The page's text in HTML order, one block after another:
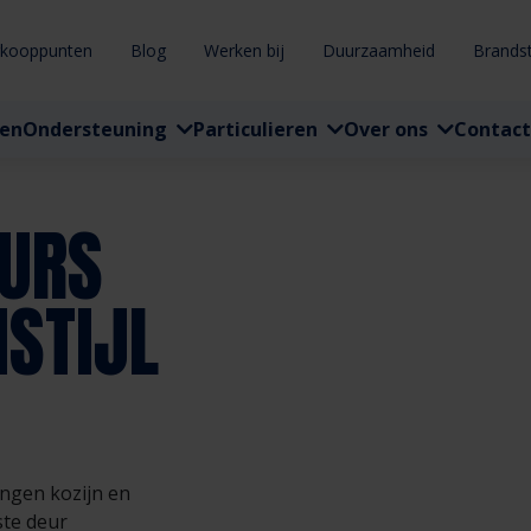
Blog Werken bij Duurzaamheid
Ondersteuning Particulieren Over ons Contact
kozijn en
deur